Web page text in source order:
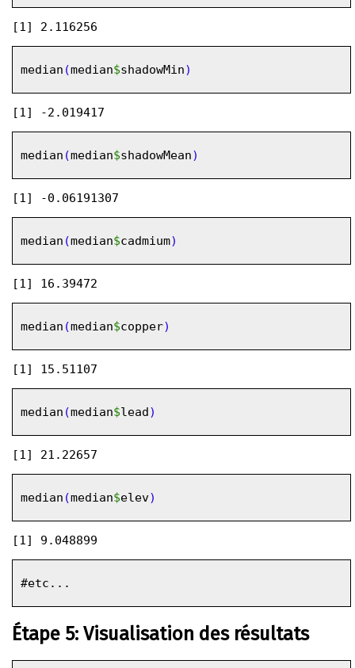
median (median$shadowMin)
median (median$shadowMean)
median (median$cadmium)
median (median$copper)
median (median$lead)
median (median$elev)
#etc...
Étape 5: Visualisation des résultats